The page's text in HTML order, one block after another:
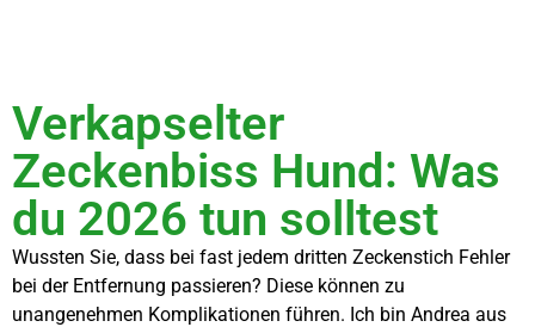
Verkapselter
Zeckenbiss Hund: Was
du 2026 tun solltest
Wussten Sie, dass bei fast jedem dritten Zeckenstich Fehler
bei der Entfernung passieren? Diese können zu
unangenehmen Komplikationen führen. Ich bin Andrea aus